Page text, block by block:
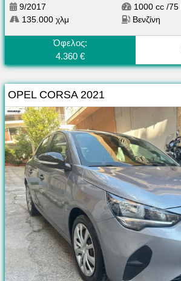
9/2017
135.000 χλμ
1000 cc /75
Βενζίνη
Όφελος:
4.360 €
OPEL CORSA 2021